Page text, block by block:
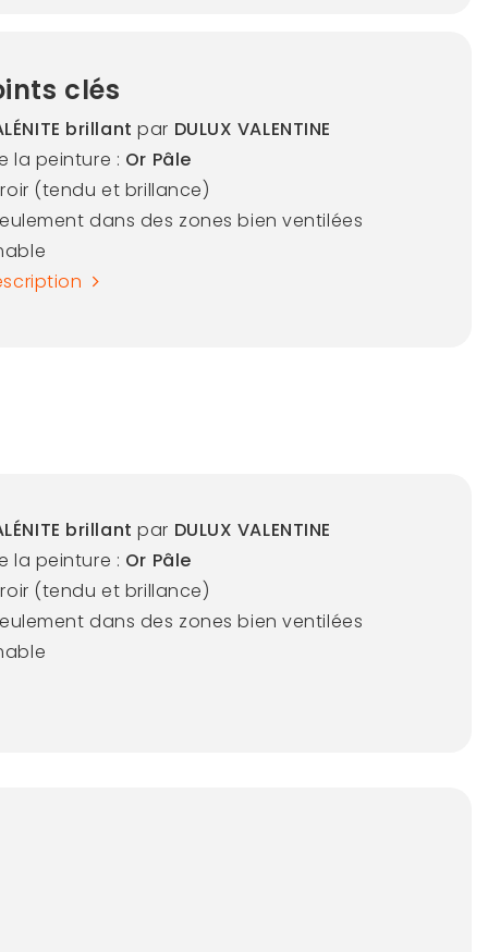
clés
brillant par DULUX VALENTINE
la peinture : Or Pâle
(tendu et brillance)
dans des zones bien ventilées
brillant par DULUX VALENTINE
la peinture : Or Pâle
(tendu et brillance)
dans des zones bien ventilées